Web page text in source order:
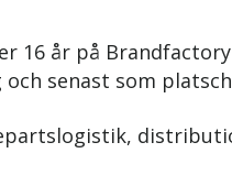
16 år på
senast som